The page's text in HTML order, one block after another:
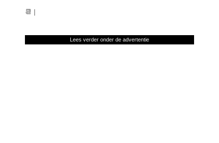
📆 |
Lees verder onder de advertentie